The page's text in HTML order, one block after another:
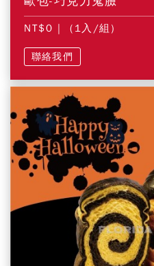
NT$0 | (1入/組)
聯絡我們